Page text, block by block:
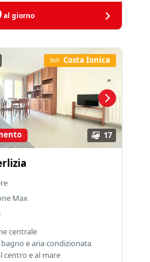
al giorno
17
Costa Ionica
Max
centrale
e aria condizionata
centro e al mare